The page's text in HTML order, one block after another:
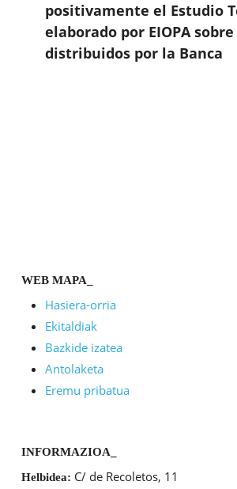
positivamente el Estudio
elaborado por EIOPA
distribuidos por la Banca
WEB MAPA_
Hasiera-orria
Ekitaldiak
Bazkide izatea
Antolaketa
Eremu pribatua
INFORMAZIOA_
Helbidea: C/ de Recoletos, 11